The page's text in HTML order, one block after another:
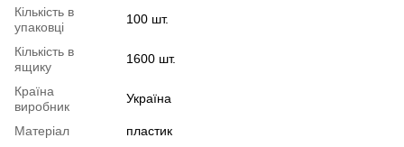
Кількість в
упаковці
100 шт.
Кількість в
ящику
1600 шт.
Країна
виробник
Україна
Матеріал
пластик